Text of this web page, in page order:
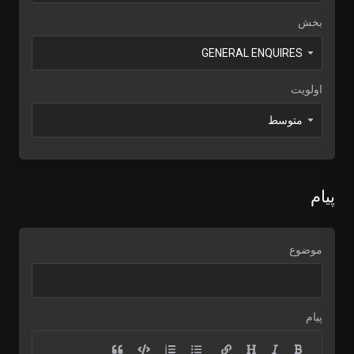
بخش
اولویت
پیام
موضوع
پیام